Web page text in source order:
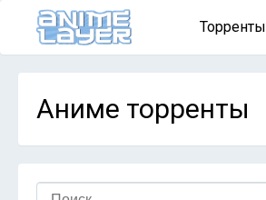
Торренты
Аниме торренты